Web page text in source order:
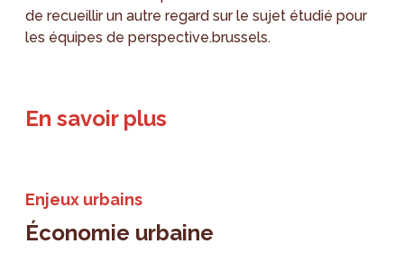
de recueillir un autre regard sur le sujet étudié pour
les équipes de perspective.brussels.
En savoir plus
Enjeux urbains
Économie urbaine